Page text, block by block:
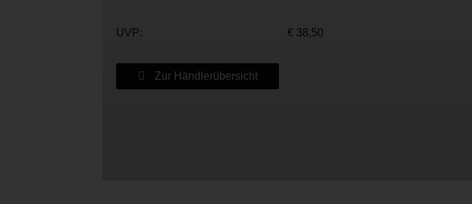
UVP: € 38,50
Zur Händlerübersicht